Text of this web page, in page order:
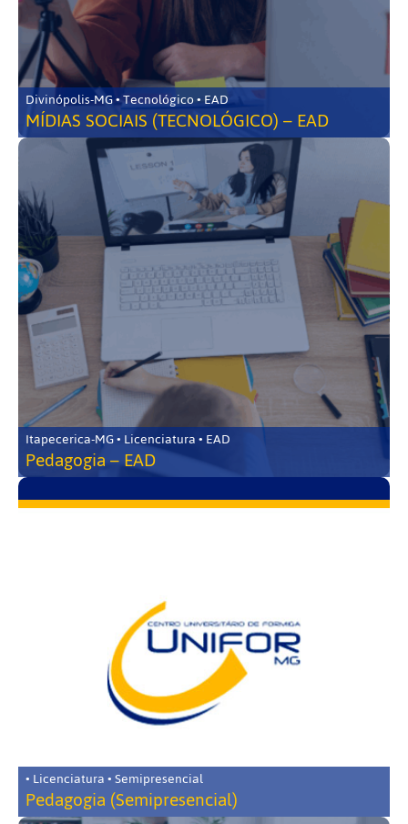
Divinópolis-MG • Tecnológico • EAD
MÍDIAS SOCIAIS (TECNOLÓGICO) – EAD
Itapecerica-MG • Licenciatura • EAD
Pedagogia – EAD
• Licenciatura • Semipresencial
Pedagogia (Semipresencial)